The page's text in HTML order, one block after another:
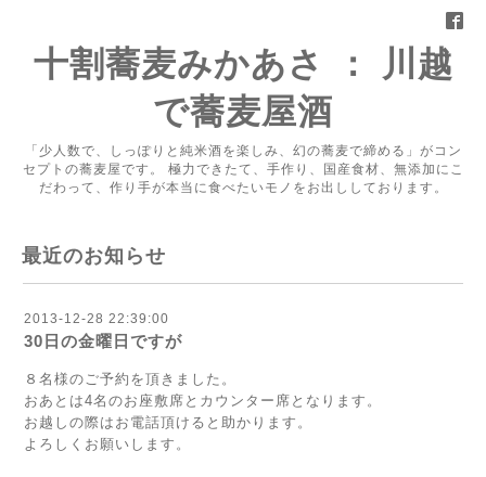
十割蕎麦みかあさ ： 川越
で蕎麦屋酒
「少人数で、しっぽりと純米酒を楽しみ、幻の蕎麦で締める」がコン
セプトの蕎麦屋です。 極力できたて、手作り、国産食材、無添加にこ
だわって、作り手が本当に食べたいモノをお出ししております。
最近のお知らせ
2013-12-28 22:39:00
30日の金曜日ですが
８名様のご予約を頂きました。
おあとは4名のお座敷席とカウンター席となります。
お越しの際はお電話頂けると助かります。
よろしくお願いします。